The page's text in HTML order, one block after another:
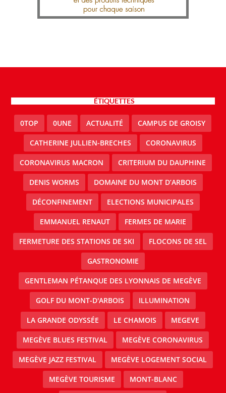
ÉTIQUETTES
0TOP 0UNE ACTUALITÉ CAMPUS DE GROISY
CATHERINE JULLIEN-BRECHES CORONAVIRUS
CORONAVIRUS MACRON CRITERIUM DU DAUPHINE
DENIS WORMS DOMAINE DU MONT D’ARBOIS
DÉCONFINEMENT ELECTIONS MUNICIPALES
EMMANUEL RENAUT FERMES DE MARIE
FERMETURE DES STATIONS DE SKI FLOCONS DE SEL
GASTRONOMIE
GENTLEMAN PÉTANQUE DES LYONNAIS DE MEGÈVE
GOLF DU MONT-D'ARBOIS ILLUMINATION
LA GRANDE ODYSSÉE LE CHAMOIS MEGEVE
MEGÈVE BLUES FESTIVAL MEGÈVE CORONAVIRUS
MEGÈVE JAZZ FESTIVAL MEGÈVE LOGEMENT SOCIAL
MEGÈVE TOURISME MONT-BLANC